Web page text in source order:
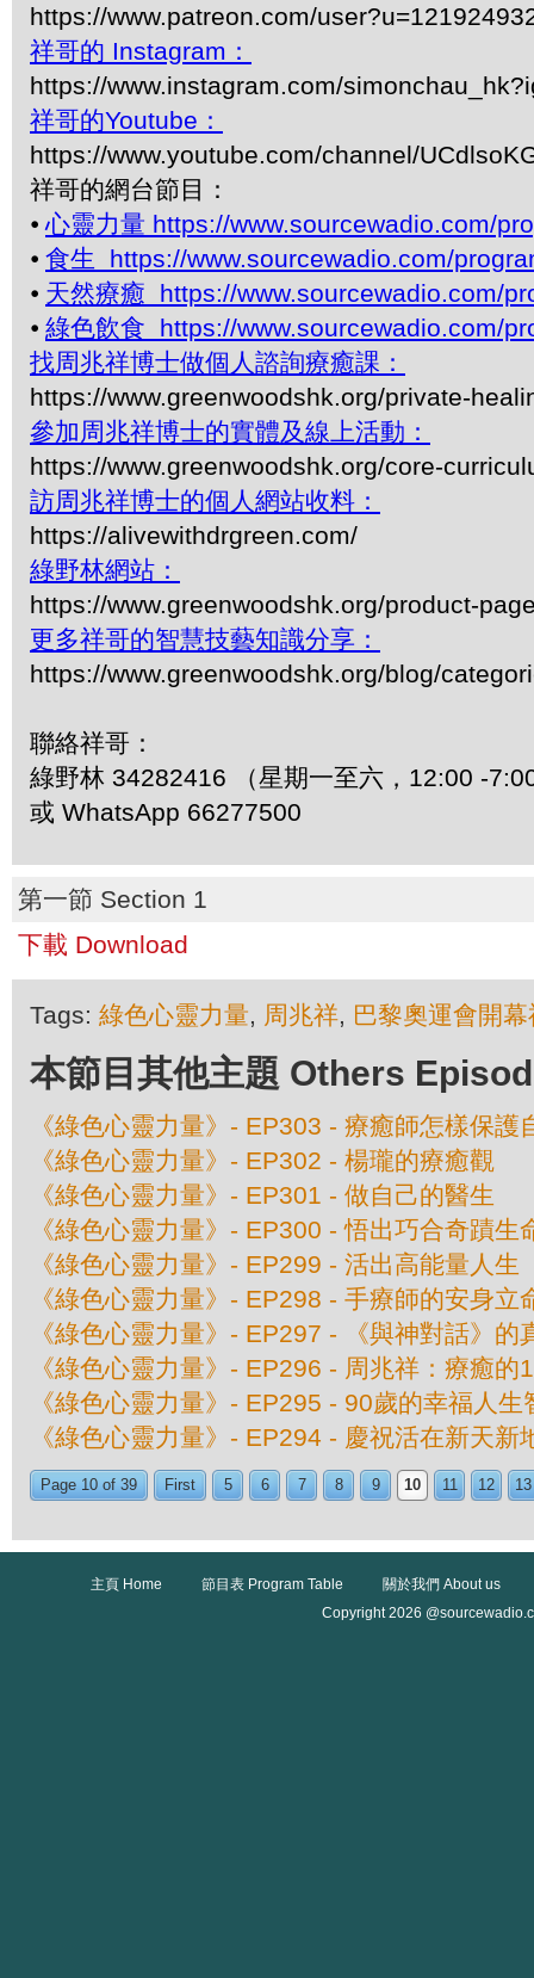
https://www.patreon.com/
祥哥的 Instagram：
https://www.instagram.com/
祥哥的Youtube：
https://www.youtube.com/channel/
祥哥的網台節目：
⦁ 心靈力量 https://www.sourcewadio.com/
⦁ 食生 https://www.sourcewadio.com/
⦁ 天然療癒 https://www.sourcewadio.com/
⦁ 綠色飲食 https://www.sourcewadio.com/
找周兆祥博士做個人諮詢療癒課：
https://www.greenwoodshk.org/private-
參加周兆祥博士的實體及線上活動：
https://www.greenwoodshk.org/core-
訪周兆祥博士的個人網站收料：
https://alivewithdrgreen.com/
綠野林網站：
https://www.greenwoodshk.org/product-
更多祥哥的智慧技藝知識分享：
https://www.greenwoodshk.org/blog/
聯絡祥哥：
綠野林 34282416 （星期一至六，12:00 -
或 WhatsApp 66277500
第一節 Section 1
下載 Download
Tags: 綠色心靈力量, 周兆祥, 巴黎奧運會開幕
本節目其他主題 Others
《綠色心靈力量》- EP303 - 療癒師怎樣保護
《綠色心靈力量》- EP302 - 楊瓏的療癒觀
《綠色心靈力量》- EP301 - 做自己的醫生
《綠色心靈力量》- EP300 - 悟出巧合奇蹟生
《綠色心靈力量》- EP299 - 活出高能量人生
《綠色心靈力量》- EP298 - 手療師的安身立
《綠色心靈力量》- EP297 - 《與神對話》的
《綠色心靈力量》- EP296 - 周兆祥：療癒的
《綠色心靈力量》- EP295 - 90歲的幸福人生
《綠色心靈力量》- EP294 - 慶祝活在新天新
Page 10 of 39 First 5 6 7 8 9 10 11 12 13
主頁 Home 節目表 Program Table
關於我們 About us
Copyright 2026